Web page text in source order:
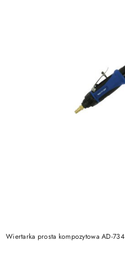
Wiertarka prosta kompozytowa AD-734